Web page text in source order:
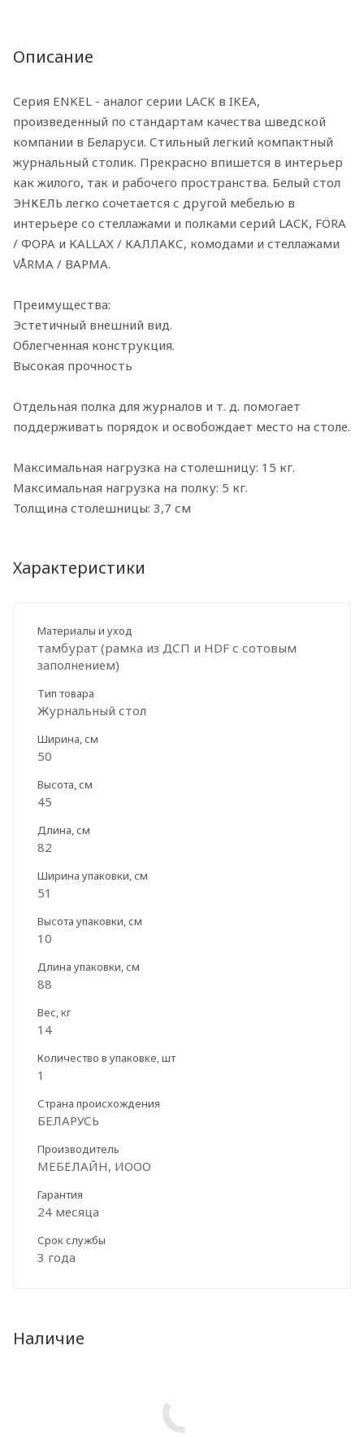
Описание
Серия ENKEL - аналог серии LACK в IKEA,
произведенный по стандартам качества шведской
компании в Беларуси. Стильный легкий компактный
журнальный столик. Прекрасно впишется в интерьер
как жилого, так и рабочего пространства. Белый стол
ЭНКЕЛЬ легко сочетается с другой мебелью в
интерьере со стеллажами и полками серий LACK, FÖRA
/ ФОРА и KALLAX / КАЛЛАКС, комодами и стеллажами
VÅRMA / ВАРМА.
Преимущества:
Эстетичный внешний вид.
Облегченная конструкция.
Высокая прочность
Отдельная полка для журналов и т. д. помогает
поддерживать порядок и освобождает место на столе.
Максимальная нагрузка на столешницу: 15 кг.
Максимальная нагрузка на полку: 5 кг.
Толщина столешницы: 3,7 см
Характеристики
Материалы и уход
тамбурат (рамка из ДСП и HDF с сотовым
заполнением)
Тип товара
Журнальный стол
Ширина, см
50
Высота, см
45
Длина, см
82
Ширина упаковки, см
51
Высота упаковки, см
10
Длина упаковки, см
88
Вес, кг
14
Количество в упаковке, шт
1
Страна происхождения
БЕЛАРУСЬ
Производитель
МЕБЕЛАЙН, ИООО
Гарантия
24 месяца
Срок службы
3 года
Наличие